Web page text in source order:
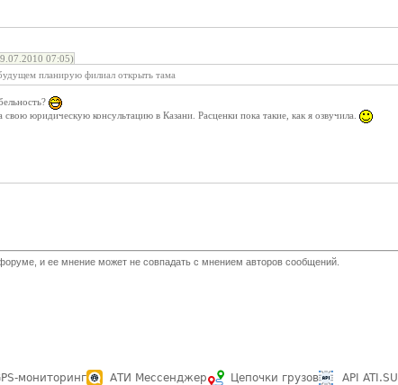
07:05)
планирую филиал открыть тама
юридическую консультацию в Казани. Расценки пока такие, как я озвучила.
и ее мнение может не совпадать с мнением авторов сообщений.
мониторинг АТИ Мессенджер Цепочки грузов API ATI.SU